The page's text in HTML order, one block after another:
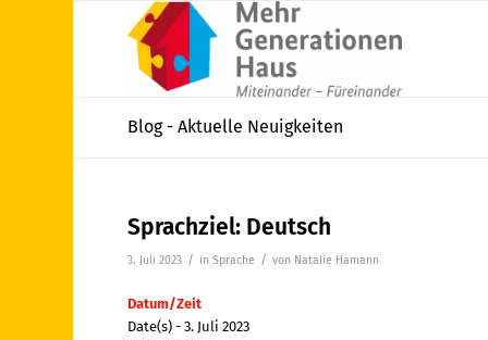
Blog - Aktuelle Neuigkeiten
Sprachziel: Deutsch
3. Juli 2023 / inSprache / von Natalie Hamann
Datum/Zeit
Date(s) - 3. Juli 2023